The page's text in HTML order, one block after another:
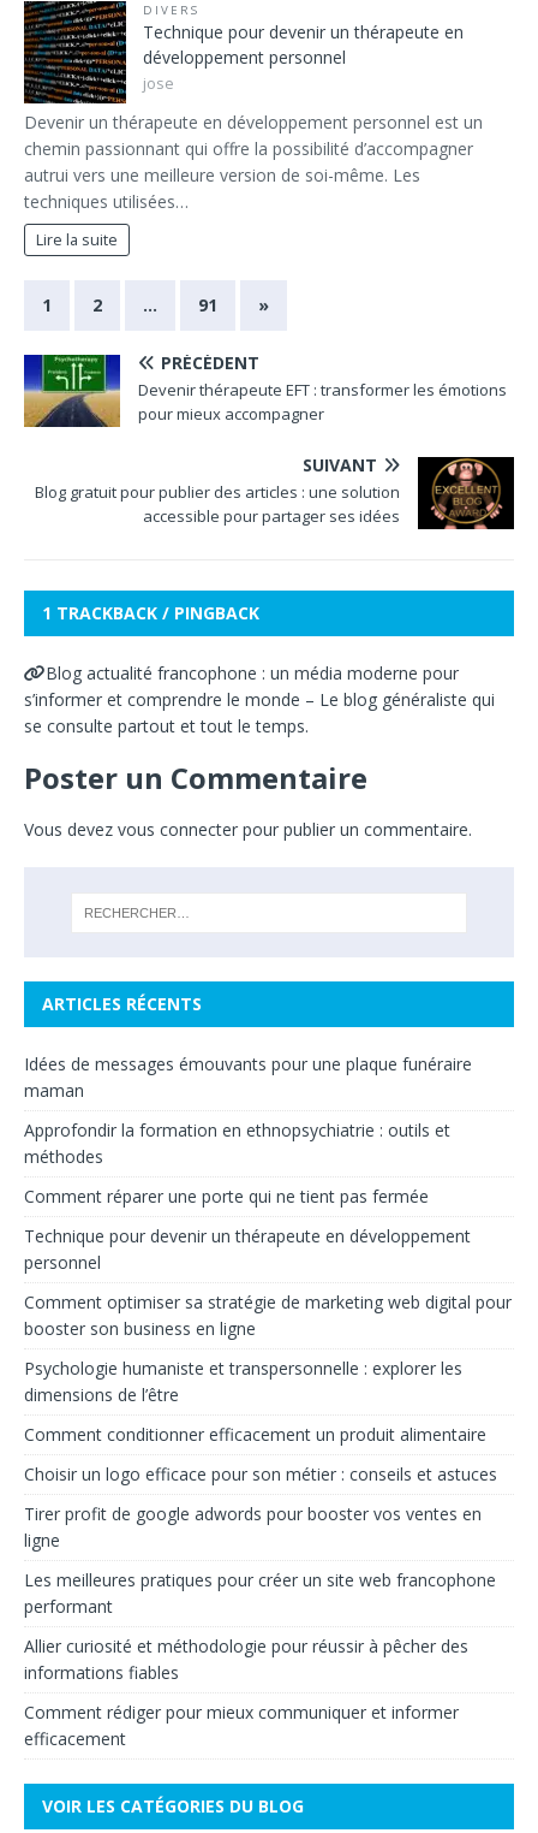
DIVERS
Technique pour devenir un thérapeute en
développement personnel
jose
Devenir un thérapeute en développement personnel est un
chemin passionnant qui offre la possibilité d’accompagner
autrui vers une meilleure version de soi-même. Les
techniques utilisées…
Lire la suite
1 2 … 91 »
PRÉCÉDENT
Devenir thérapeute EFT : transformer les émotions
pour mieux accompagner
SUIVANT
Blog gratuit pour publier des articles : une solution
accessible pour partager ses idées
1 TRACKBACK / PINGBACK
Blog actualité francophone : un média moderne pour
s’informer et comprendre le monde – Le blog généraliste qui
se consulte partout et tout le temps.
Poster un Commentaire
Vous devez vous connecter pour publier un commentaire.
ARTICLES RÉCENTS
Idées de messages émouvants pour une plaque funéraire
maman
Approfondir la formation en ethnopsychiatrie : outils et
méthodes
Comment réparer une porte qui ne tient pas fermée
Technique pour devenir un thérapeute en développement
personnel
Comment optimiser sa stratégie de marketing web digital pour
booster son business en ligne
Psychologie humaniste et transpersonnelle : explorer les
dimensions de l’être
Comment conditionner efficacement un produit alimentaire
Choisir un logo efficace pour son métier : conseils et astuces
Tirer profit de google adwords pour booster vos ventes en
ligne
Les meilleures pratiques pour créer un site web francophone
performant
Allier curiosité et méthodologie pour réussir à pêcher des
informations fiables
Comment rédiger pour mieux communiquer et informer
efficacement
VOIR LES CATÉGORIES DU BLOG